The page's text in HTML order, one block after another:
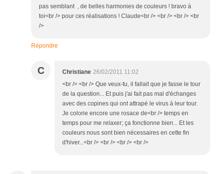
pas semblant , de belles harmonies de couleurs ! bravo à
toi<br /> pour ces réalisations ! Claude<br /> <br /> <br /> <br
/>
Répondre
C Christiane 26/02/2011 11:02
<br /> <br /> Que veux-tu, il fallait que je fasse le tour
de la question... Et puis j'ai fait pas mal d'échanges
avec des copines qui ont attrapé le virus à leur tour.
Je colorie encore une rosace de<br /> temps en
temps pour me relaxer; ça fonctionne bien... Et les
couleurs nous sont bien nécessaires en cette fin
d'hiver...<br /> <br /> <br /> <br />